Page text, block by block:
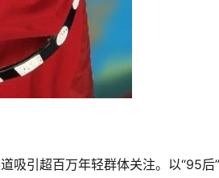
吸引超百万年轻群体关注。以“95后